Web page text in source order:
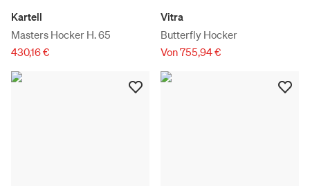
Kartell
Masters Hocker H. 65
430,16 €
Vitra
Butterfly Hocker
Von 755,94 €